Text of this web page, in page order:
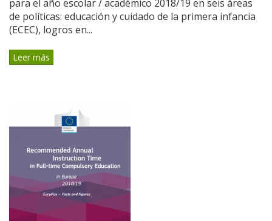
para el año escolar / académico 2018/19 en seis áreas
de políticas: educación y cuidado de la primera infancia
(ECEC), logros en...
Leer más